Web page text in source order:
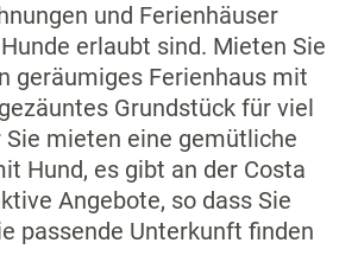
und Ferienhäuser
erlaubt sind. Mieten Sie
geräumiges Ferienhaus mit
Grundstück für viel
Sie mieten eine gemütliche
Hund, es gibt an der Costa
Angebote, so dass Sie
passende Unterkunft finden